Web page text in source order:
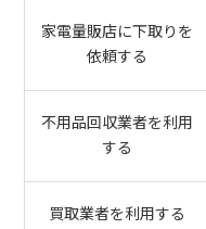
家電量販店に下取りを
依頼する
不用品回収業者を利用
する
買取業者を利用する